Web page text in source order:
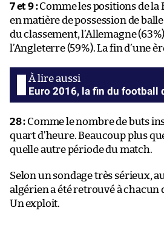
7 et 9 :Comme les positions de la
en matière de possession de
du classement, l’Allemagne
l’Angleterre (59%). La fin d’une
Euro 2016, la fin du football
28 : Comme le nombre de buts
quart d’heure. Beaucoup plus
quelle autre période du match.
Selon un sondage très sérieux,
algérien a été retrouvé à chacun
Un exploit.